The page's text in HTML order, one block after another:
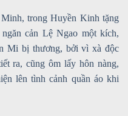
trong Huyền Kinh tặng
cản Lệ Ngao một kích,
Mi bị thương, bởi vì xà độc
ra, cũng ôm lấy hôn nàng,
lên tình cảnh quần áo khi